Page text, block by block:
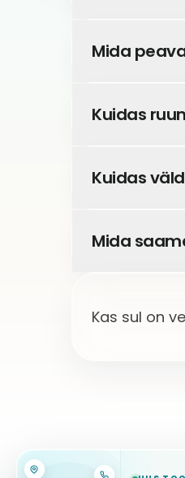
Mida
Kuidas
Kuidas
Mida
Kas sul on